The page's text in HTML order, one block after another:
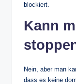
blockiert.
Kann
Nein, aber man
dass es keine